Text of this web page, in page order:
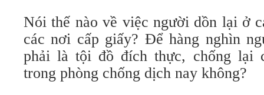
Nói thế nào về việc người dồn lại ở
các nơi cấp giấy? Để hàng nghìn
phải là tội đồ đích thực, chống lại
trong phòng chống dịch nay không?